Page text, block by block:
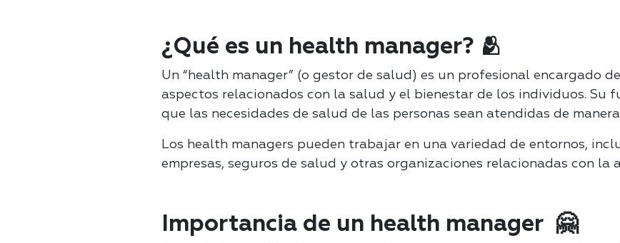
¿Qué es un health manager? 🫂
Un “health manager” (o gestor de salud) es un profesional encargado
aspectos relacionados con la salud y el bienestar de los individuos. Su
que las necesidades de salud de las personas sean atendidas de
Los health managers pueden trabajar en una variedad de entornos,
empresas, seguros de salud y otras organizaciones relacionadas con la
Importancia de un health manager 🤗